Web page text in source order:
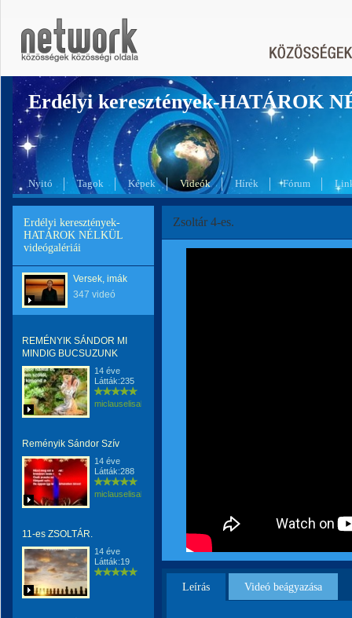
Erdélyi keresztények-HATÁROK
Nyitó Tagok Képek Videók Hírek Fórum
Erdélyi keresztények-
HATÁROK NÉLKÜL
videógalériái
Versek, imák
347 videó
REMÉNYIK SÁNDOR MI
MINDIG BUCSUZUNK
14 éve
Látták:235
miclauselisabeta
Reményik Sándor Szív
14 éve
Látták:288
miclauselisabeta
11-es ZSOLTÁR.
14 éve
Látták:19
Zsoltár 4-es.
Leírás Videó beágyazása